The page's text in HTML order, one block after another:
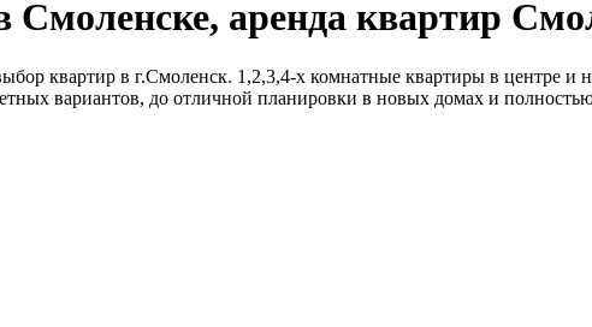
аренда квартир
квартир в г.Смоленск. 1,2,3,4-х комнатные квартиры в центре
вариантов, до отличной планировки в новых домах и